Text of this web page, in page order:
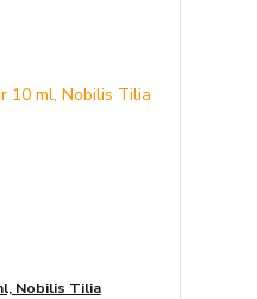
Nobilis Tilia